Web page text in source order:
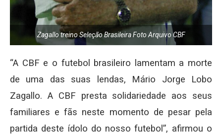
Zagallo treino Seleção Brasileira Foto Arquivo CBF
“A CBF e o futebol brasileiro lamentam a morte
de uma das suas lendas, Mário Jorge Lobo
Zagallo. A CBF presta solidariedade aos seus
familiares e fãs neste momento de pesar pela
partida deste ídolo do nosso futebol”, afirmou o